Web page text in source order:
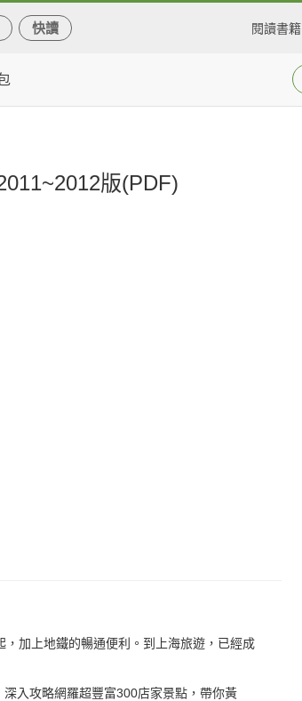
快讀 閱讀書籍
版(PDF)
，加上地鐵的暢通便利。到上海旅遊，已經成
入攻略網羅超豐富300店家景點，帶你黃